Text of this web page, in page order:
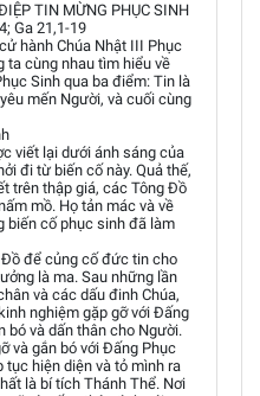
TIN MỪNG PHỤC SINH
Ga 21,1-19
hành Chúa Nhật III Phục
ta cùng nhau tìm hiểu về
Sinh qua ba điểm: Tin là
mến Người, và cuối cùng
viết lại dưới ánh sáng của
đi từ biến cố này. Quả thế,
trên thập giá, các Tông Đồ
mồ. Họ tản mác và về
biến cố phục sinh đã làm
Đồ để củng cố đức tin cho
là ma. Sau những lần
và các dấu đinh Chúa,
nghiệm gặp gỡ với Đấng
bó và dấn thân cho Người.
và gắn bó với Đấng Phục
tục hiện diện và tỏ mình ra
là bí tích Thánh Thể. Nơi